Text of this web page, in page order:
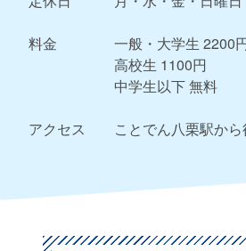
料金
一般・大学生 2200
高校生 1100円
中学生以下 無料
アクセス ことでん八栗駅か